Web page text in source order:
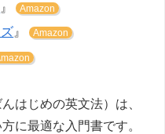
』 Amazon
』 Amazon
はじめの英文法）は、
に最適な入門書です。